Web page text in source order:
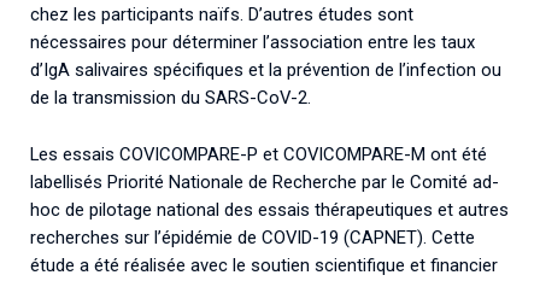
chez les participants naïfs. D’autres études sont
nécessaires pour déterminer l’association entre les taux
d’IgA salivaires spécifiques et la prévention de l’infection ou
de la transmission du SARS-CoV-2.
Les essais COVICOMPARE-P et COVICOMPARE-M ont été
labellisés Priorité Nationale de Recherche par le Comité ad-
hoc de pilotage national des essais thérapeutiques et autres
recherches sur l’épidémie de COVID-19 (CAPNET). Cette
étude a été réalisée avec le soutien scientifique et financier